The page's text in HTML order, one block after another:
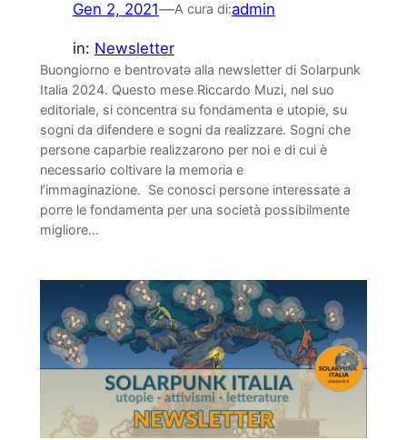
Gen 2, 2021—A cura di:admin
in: Newsletter
Buongiorno e bentrovatə alla newsletter di Solarpunk
Italia 2024. Questo mese Riccardo Muzi, nel suo
editoriale, si concentra su fondamenta e utopie, su
sogni da difendere e sogni da realizzare. Sogni che
persone caparbie realizzarono per noi e di cui è
necessario coltivare la memoria e
l’immaginazione. Se conosci persone interessate a
porre le fondamenta per una società possibilmente
migliore…